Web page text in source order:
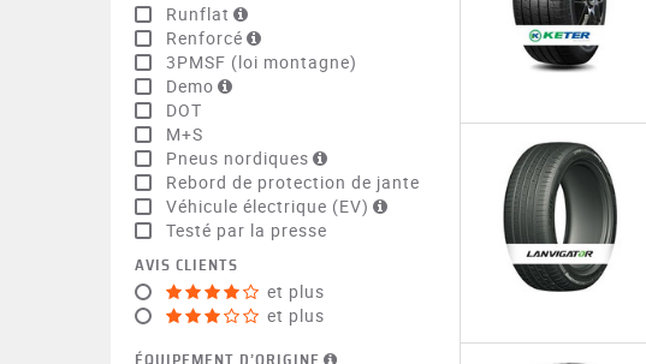
Runflat
Renforcé
3PMSF (loi montagne)
Demo
DOT
M+S
Pneus nordiques
Rebord de protection de jante
Véhicule électrique (EV)
Testé par la presse
AVIS CLIENTS
et plus
et plus
ÉQUIPEMENT D’ORIGINE